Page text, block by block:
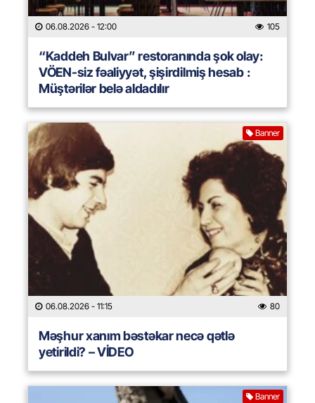
06.08.2026 - 12:00 105
“Kaddeh Bulvar” restoranında şok olay:
VÖEN-siz fəaliyyət, şişirdilmiş hesab :
Müştərilər belə aldadılır
Banner
06.08.2026 - 11:15 80
Məşhur xanım bəstəkar necə qətlə
yetirildi? – VİDEO
Banner